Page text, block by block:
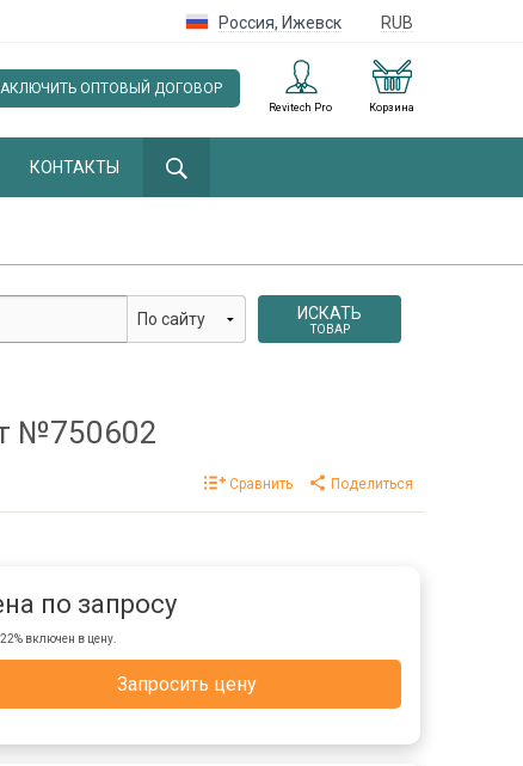
Россия, Ижевск RUB
Корзина
Revitech Pro
ОПТОВЫЙ ДОГОВОР
КОНТАКТЫ
ИСКАТЬ
ТОВАР
№750602
Сравнить Поделиться
по запросу
включен в цену.
Запросить цену